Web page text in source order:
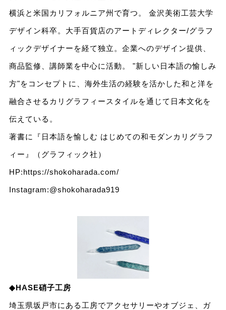
横浜と米国カリフォルニア州で育つ。 金沢美術工芸大学
デザイン科卒。大手百貨店のアートディレクター/グラフ
ィックデザイナーを経て独立。企業へのデザイン提供、
商品監修、講師業を中心に活動。 "新しい日本語の愉しみ
方"をコンセプトに、海外生活の経験を活かした和と洋を
融合させるカリグラフィースタイルを通じて日本文化を
伝えている。
著書に『日本語を愉しむ はじめての和モダンカリグラフ
ィー』（グラフィック社）
HP:https://shokoharada.com/
Instagram:@shokoharada919
◆HASE硝子工房
埼玉県坂戸市にある工房でアクセサリーやオブジェ、ガ